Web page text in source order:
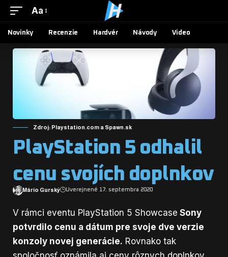
Aa
Novinky Recenzie Hardvér Návody Video
Zdroj: Playstation.com a Spawn.sk
PlayStation 5 odhalil
cenu svojích doplnkov
Mário Gurský Uverejnené 17. septembra 2020
V rámci eventu PlayStation 5 Showcase Sony
potvrdilo cenu a dátum pre svoje dve verzie
konzoly novej generácie. Rovnako tak